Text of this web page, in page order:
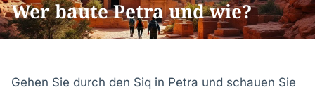
Wer baute Petra und wie?
Gehen Sie durch den Siq in Petra und schauen Sie